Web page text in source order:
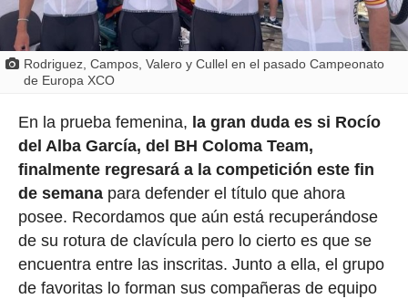
Rodriguez, Campos, Valero y Cullel en el pasado Campeonato
de Europa XCO
En la prueba femenina, la gran duda es si Rocío
del Alba García, del BH Coloma Team,
finalmente regresará a la competición este fin
de semanapara defender el título que ahora
posee. Recordamos que aún está recuperándose
de su rotura de clavícula pero lo cierto es que se
encuentra entre las inscritas. Junto a ella, el grupo
de favoritas lo forman sus compañeras de equipo